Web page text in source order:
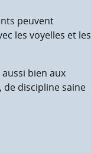
peuvent
les voyelles et les
bien aux
discipline saine